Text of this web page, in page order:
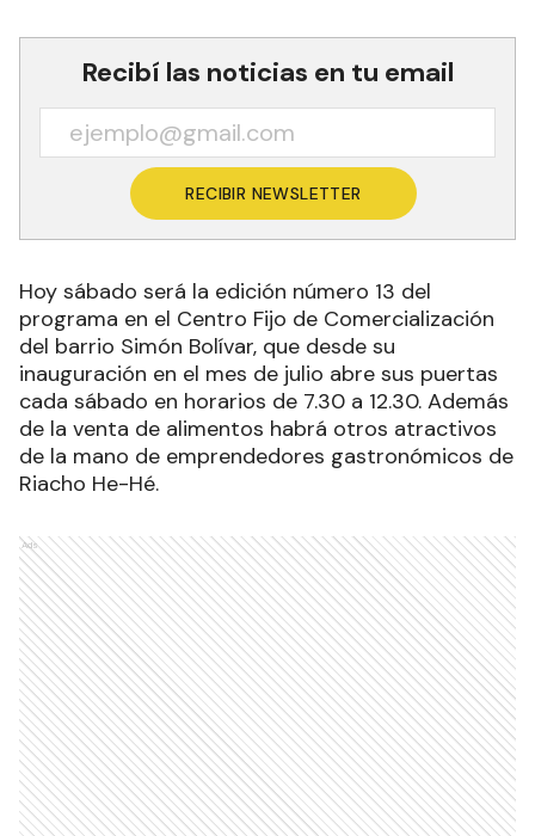
Recibí las noticias en tu email
RECIBIR NEWSLETTER
Hoy sábado será la edición número 13 del
programa en el Centro Fijo de Comercialización
del barrio Simón Bolívar, que desde su
inauguración en el mes de julio abre sus puertas
cada sábado en horarios de 7.30 a 12.30. Además
de la venta de alimentos habrá otros atractivos
de la mano de emprendedores gastronómicos de
Riacho He-Hé.
Ads